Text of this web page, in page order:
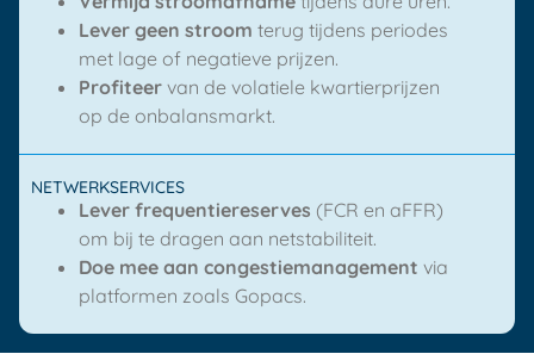
Lever geen stroom terug tijdens periodes
met lage of negatieve prijzen.
Profiteer van de volatiele kwartierprijzen
op de onbalansmarkt.
NETWERKSERVICES
Lever frequentiereserves (FCR en aFFR)
om bij te dragen aan netstabiliteit.
Doe mee aan congestiemanagement via
platformen zoals Gopacs.